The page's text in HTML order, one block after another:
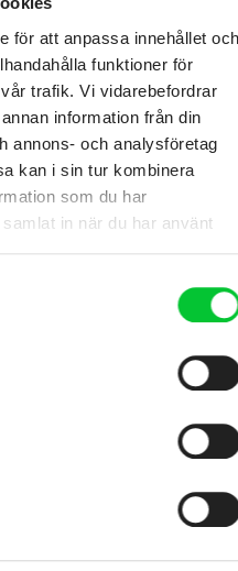
för att anpassa innehållet och
funktioner för
trafik. Vi vidarebefordrar
information från din
annons- och analysföretag
kan i sin tur kombinera
som du har
in när du har använt